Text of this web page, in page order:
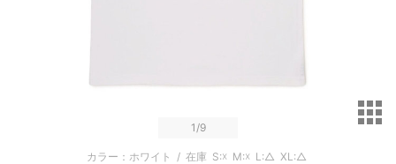
1/9
カラー：ホワイト / 在庫 S:☓ M:☓ L:△ XL:△